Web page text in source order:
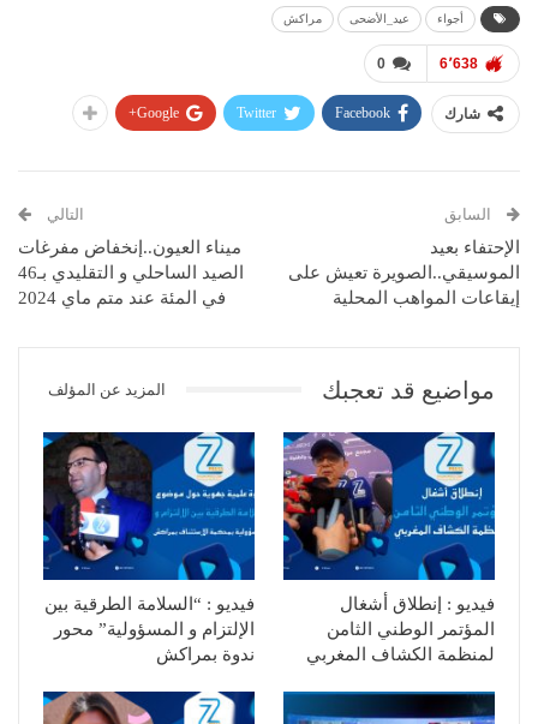
أجواء عيد_الأضحى مراكش
0 6٬638
شارك Facebook
Twitter
Google+
السابق
الإحتفاء بعيد
الموسيقي..الصويرة تعيش على
إيقاعات المواهب المحلية
التالي
ميناء العيون..إنخفاض مفرغات
الصيد الساحلي و التقليدي بـ46
في المئة عند متم ماي 2024
مواضيع قد تعجبك المزيد عن المؤلف
فيديو : إنطلاق أشغال
المؤتمر الوطني الثامن
لمنظمة الكشاف المغربي
فيديو : “السلامة الطرقية بين
الإلتزام و المسؤولية” محور
ندوة بمراكش